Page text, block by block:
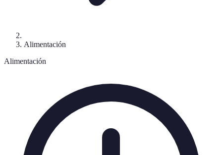
Alimentación
Alimentación